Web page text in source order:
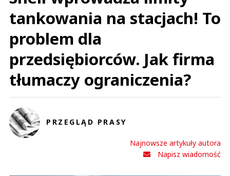
tankowania na stacjach! To
problem dla
przedsiębiorców. Jak firma
tłumaczy ograniczenia?
PRZEGLĄD PRASY
Najnowsze artykuły autora
Napisz wiadomość